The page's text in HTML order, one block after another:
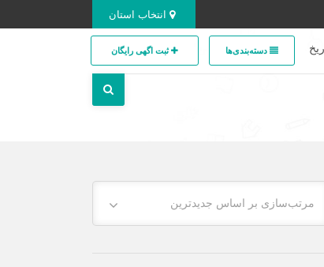
دسته‌بندی‌ها ثبت اگهی رایگان
مرتب‌سازی بر اساس جدیدترین